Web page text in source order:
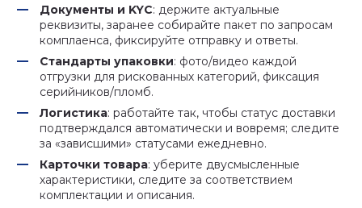
Документы и KYC: держите актуальные
реквизиты, заранее собирайте пакет по запросам
комплаенса, фиксируйте отправку и ответы.
Стандарты упаковки: фото/видео каждой
отгрузки для рискованных категорий, фиксация
серийников/пломб.
Логистика: работайте так, чтобы статус доставки
подтверждался автоматически и вовремя; следите
за «зависшими» статусами ежедневно.
Карточки товара: уберите двусмысленные
характеристики, следите за соответствием
комплектации и описания.